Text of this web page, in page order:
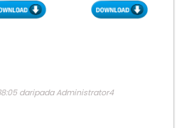
daripada Administrator4